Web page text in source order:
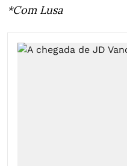
*Com Lusa